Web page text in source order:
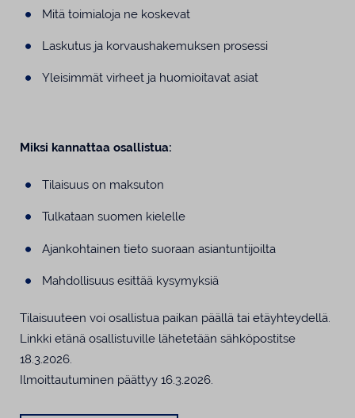
Mitä toimialoja ne koskevat
Laskutus ja korvaushakemuksen prosessi
Yleisimmät virheet ja huomioitavat asiat
Miksi kannattaa osallistua:
Tilaisuus on maksuton
Tulkataan suomen kielelle
Ajankohtainen tieto suoraan asiantuntijoilta
Mahdollisuus esittää kysymyksiä
Tilaisuuteen voi osallistua paikan päällä tai etäyhteydellä.
Linkki etänä osallistuville lähetetään sähköpostitse
18.3.2026.
Ilmoittautuminen päättyy 16.3.2026.